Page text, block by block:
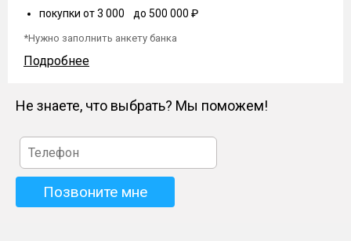
покупки от 3 000 до 500 000 ₽
*Нужно заполнить анкету банка
Подробнее
Не знаете, что выбрать? Мы поможем!